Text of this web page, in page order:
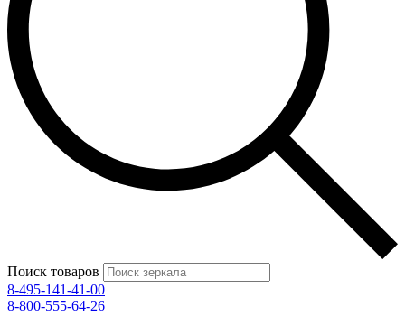
Поиск товаров
8-495-141-41-00
8-800-555-64-26